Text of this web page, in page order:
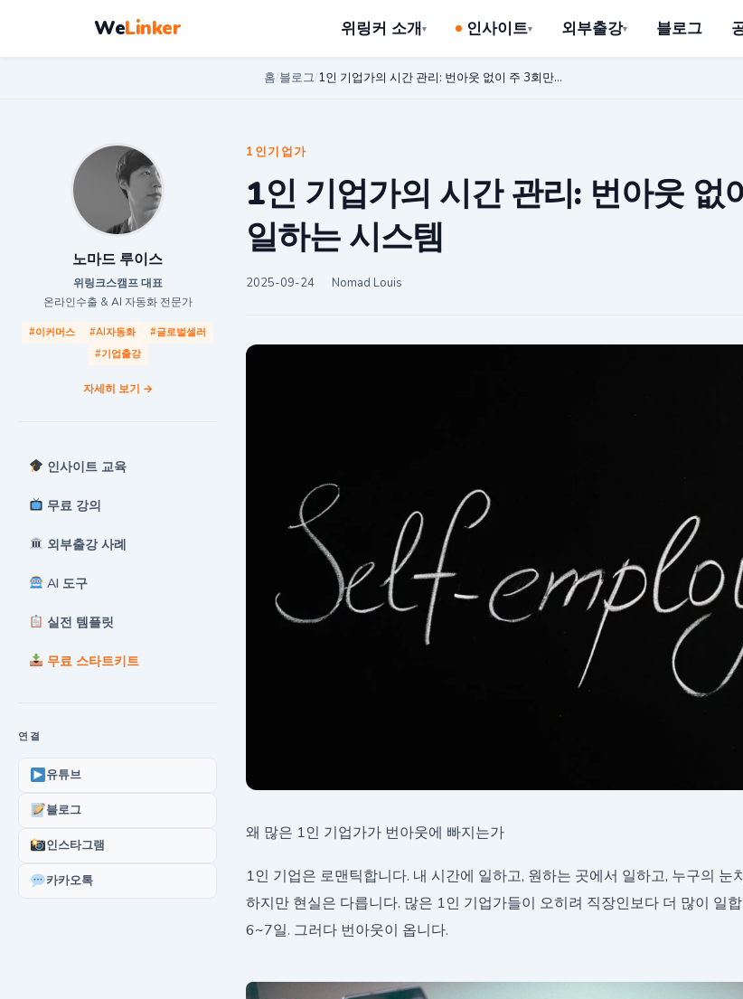
WeLinker 위링커 소개 인사이트 외부출강 블로그
홈/블로그/1인 기업가의 시간 관리: 번아웃 없이 주 3회만...
노마드 루이스
위링크스캠프 대표
온라인수출 & AI 자동화 전문가
#이커머스 #AI자동화
#글로벌셀러
#기업출강
자세히 보기 →
인사이트 교육
무료 강의
외부출강 사례
AI 도구
실전 템플릿
무료 스타트키트
연결
유튜브
블로그
인스타그램
카카오톡
1인기업가
1인 기업가의 시간 관리: 번아웃 없
일하는 시스템
2025-09-24 Nomad Louis
왜 많은 1인 기업가가 번아웃에 빠지는가
1인 기업은 로맨틱합니다. 내 시간에 일하고, 원하는 곳에서 일하고, 누구의 눈
하지만 현실은 다릅니다. 많은 1인 기업가들이 오히려 직장인보다 더 많이 일
6~7일. 그러다 번아웃이 옵니다.